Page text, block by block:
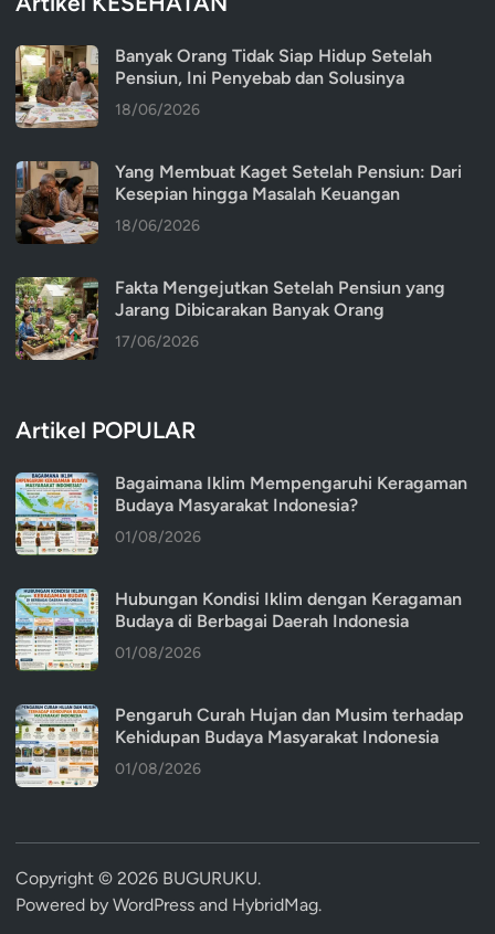
Banyak Orang Tidak Siap Hidup Setelah
Pensiun, Ini Penyebab dan Solusinya
18/06/2026
Yang Membuat Kaget Setelah Pensiun: Dari
Kesepian hingga Masalah Keuangan
18/06/2026
Fakta Mengejutkan Setelah Pensiun yang
Jarang Dibicarakan Banyak Orang
17/06/2026
Artikel POPULAR
Bagaimana Iklim Mempengaruhi Keragaman
Budaya Masyarakat Indonesia?
01/08/2026
Hubungan Kondisi Iklim dengan Keragaman
Budaya di Berbagai Daerah Indonesia
01/08/2026
Pengaruh Curah Hujan dan Musim terhadap
Kehidupan Budaya Masyarakat Indonesia
01/08/2026
Copyright © 2026 BUGURUKU.
Powered by WordPress and HybridMag.